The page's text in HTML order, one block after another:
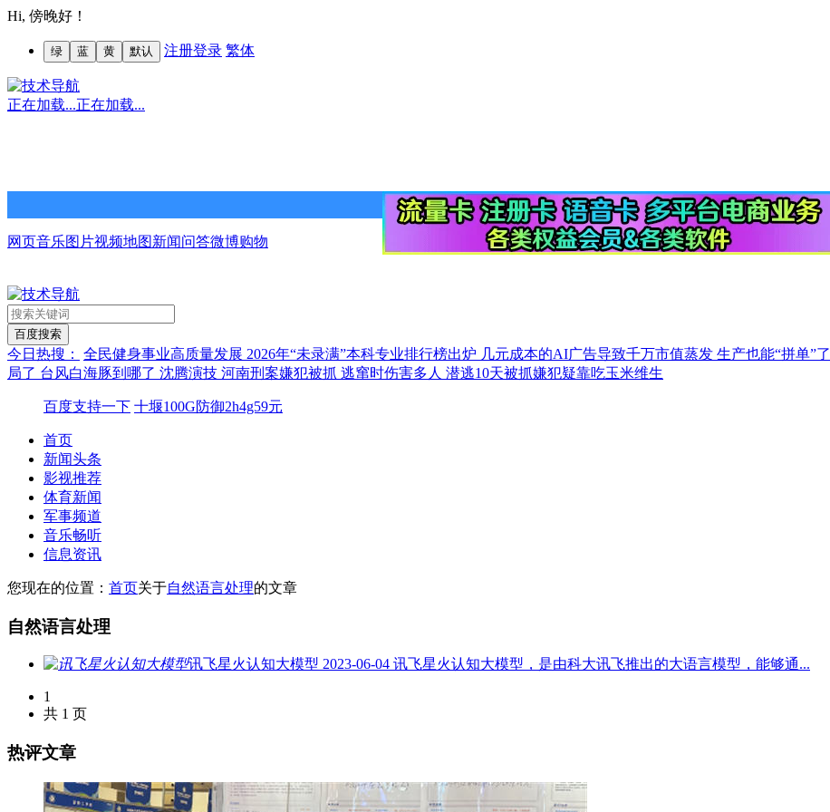
Hi, 傍晚好！
绿 蓝 黄 默认 注册登录 繁体
正在加载...正在加载...
网页音乐图片视频地图新闻问答微博购物
今日热搜： 全民健身事业高质量发展 2026年“未录满”本科专业排行榜出炉 几元成本的AI广告导致千万市值蒸发 生产也能“拼单”了
局了 台风白海豚到哪了 沈腾演技 河南刑案嫌犯被抓 逃窜时伤害多人 潜逃10天被抓嫌犯疑靠吃玉米维生
百度支持一下 十堰100G防御2h4g59元
首页
新闻头条
影视推荐
体育新闻
军事频道
音乐畅听
信息资讯
您现在的位置： 首页关于自然语言处理的文章
自然语言处理
讯飞星火认知大模型 2023-06-04 讯飞星火认知大模型，是由科大讯飞推出的大语言模型，能够通...
1
共 1 页
热评文章